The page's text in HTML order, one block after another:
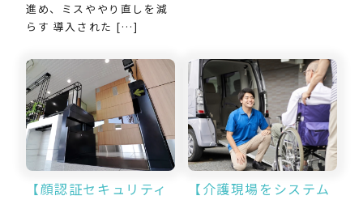
進め、ミスややり直しを減
らす 導入された […]
【顔認証セキュリティ
【介護現場をシステム